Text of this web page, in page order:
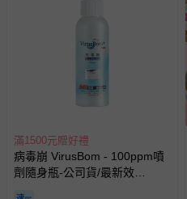
滿1500元贈好禮
病毒崩 VirusBom - 100ppm噴
劑隨身瓶-公司貨/最新效